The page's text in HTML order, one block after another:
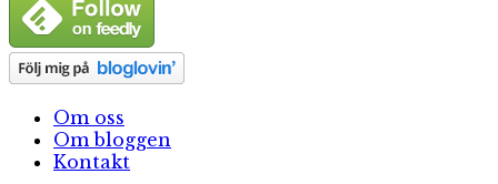
Om oss
Om bloggen
Kontakt